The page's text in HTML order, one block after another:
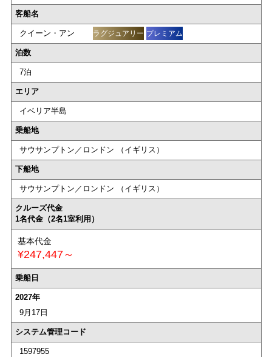
客船名
クイーン・アン ラグジュアリー プレミアム
泊数
7泊
エリア
イベリア半島
乗船地
サウサンプトン／ロンドン （イギリス）
下船地
サウサンプトン／ロンドン （イギリス）
クルーズ代金
1名代金（2名1室利用）
基本代金
¥247,447～
乗船日
2027年
9月17日
システム管理コード
1597955